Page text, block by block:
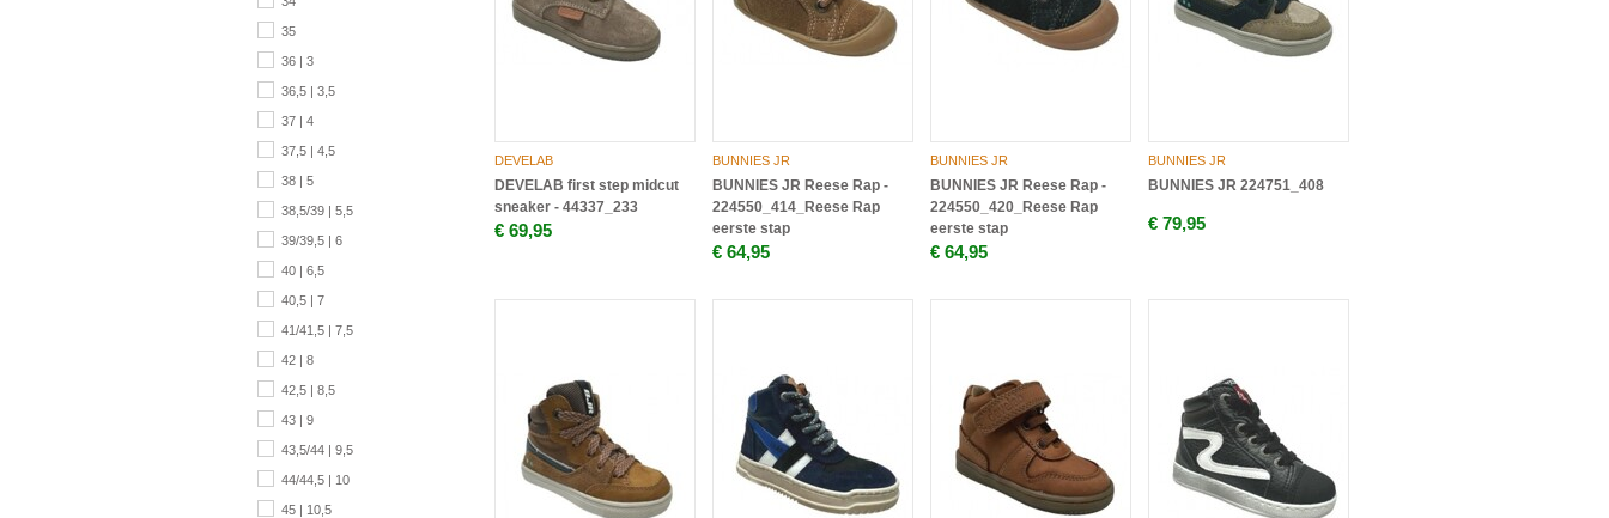
35
36 | 3
36,5 | 3,5
37 | 4
37,5 | 4,5
38 | 5
38,5/39 | 5,5
39/39,5 | 6
40 | 6,5
40,5 | 7
41/41,5 | 7,5
42 | 8
42,5 | 8,5
43 | 9
43,5/44 | 9,5
44/44,5 | 10
45 | 10,5
DEVELAB
DEVELAB first step midcut
sneaker - 44337_233
€ 69,95
BUNNIES JR
BUNNIES JR Reese Rap -
224550_414_Reese Rap
eerste stap
€ 64,95
BUNNIES JR
BUNNIES JR Reese Rap -
224550_420_Reese Rap
eerste stap
€ 64,95
BUNNIES JR
BUNNIES JR 224751_408
€ 79,95